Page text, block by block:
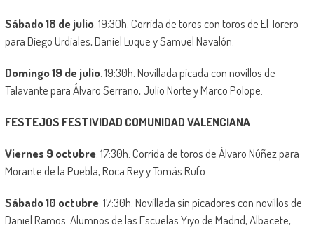
Sábado 18 de julio. 19:30h. Corrida de toros con toros de El Torero
para Diego Urdiales, Daniel Luque y Samuel Navalón.
Domingo 19 de julio. 19:30h. Novillada picada con novillos de
Talavante para Álvaro Serrano, Julio Norte y Marco Polope.
FESTEJOS FESTIVIDAD COMUNIDAD VALENCIANA
Viernes 9 octubre. 17:30h. Corrida de toros de Álvaro Núñez para
Morante de la Puebla, Roca Rey y Tomás Rufo.
Sábado 10 octubre. 17:30h. Novillada sin picadores con novillos de
Daniel Ramos. Alumnos de las Escuelas Yiyo de Madrid, Albacete,